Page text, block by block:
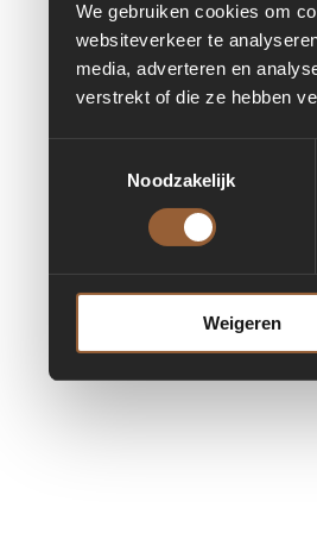
We gebruiken cookies om
websiteverkeer te
media, adverteren en
verstrekt of die ze hebben
Noodzakelijk
Weigeren